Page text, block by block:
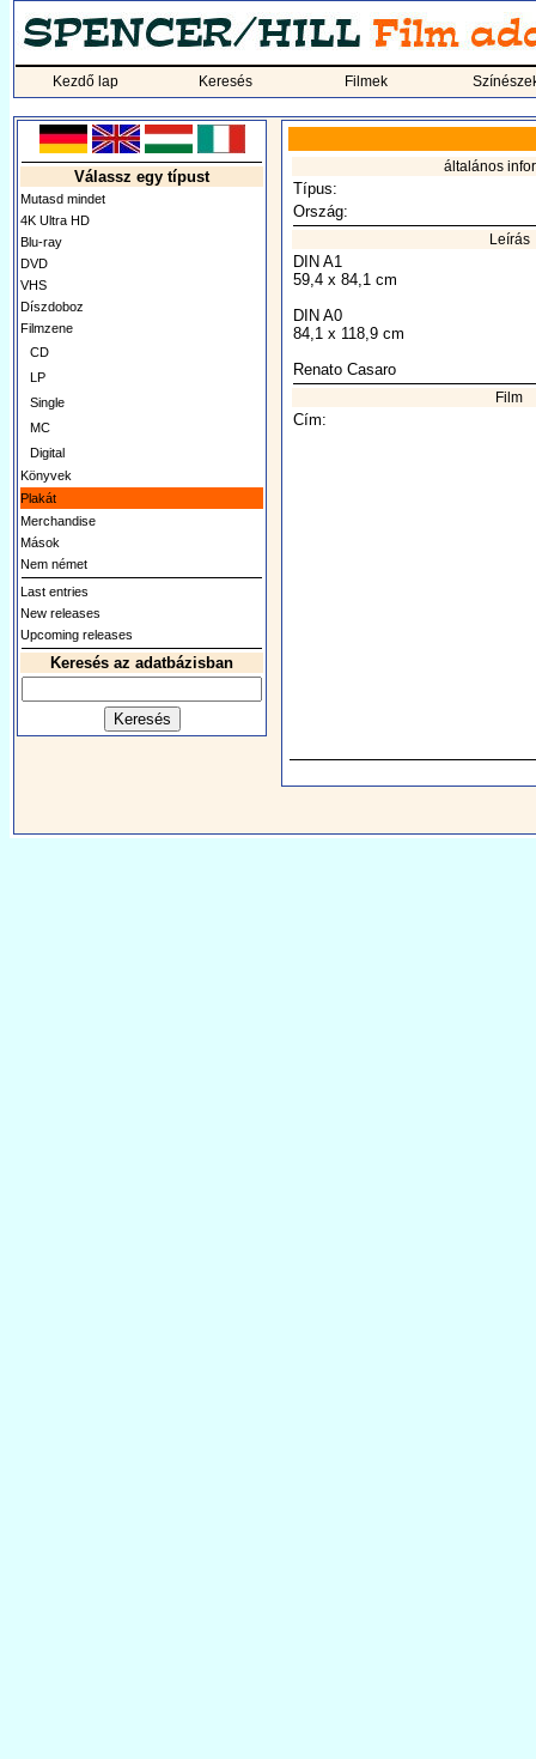
Kezdő lap Keresés Filmek
Válassz egy típust
Mutasd mindet
4K Ultra HD
Blu-ray
DVD
VHS
Díszdoboz
Filmzene
CD
LP
Single
MC
Digital
Könyvek
Plakát
Merchandise
Mások
Nem német
Last entries
New releases
Upcoming releases
Keresés az adatbázisban
általános
Típus:
Ország:
Leírás
DIN A1
59,4 x 84,1 cm
DIN A0
84,1 x 118,9 cm
Renato Casaro
Film
Cím: